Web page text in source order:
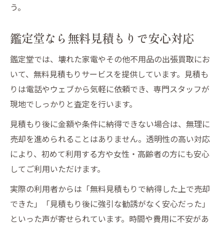
う。
鑑定堂なら無料見積もりで安心対応
鑑定堂では、壊れた家電やその他不用品の出張買取にお
いて、無料見積もりサービスを提供しています。見積も
りは電話やウェブから気軽に依頼でき、専門スタッフが
現地でしっかりと査定を行います。
見積もり後に金額や条件に納得できない場合は、無理に
売却を進められることはありません。透明性の高い対応
により、初めて利用する方や女性・高齢者の方にも安心
してご利用いただけます。
実際の利用者からは「無料見積もりで納得した上で売却
できた」「見積もり後に強引な勧誘がなく安心だった」
といった声が寄せられています。時間や費用に不安があ